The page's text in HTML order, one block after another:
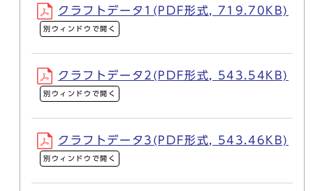
クラフトデータ1(PDF形式, 719.70KB)
別ウィンドウで開く
クラフトデータ2(PDF形式, 543.54KB)
別ウィンドウで開く
クラフトデータ3(PDF形式, 543.46KB)
別ウィンドウで開く